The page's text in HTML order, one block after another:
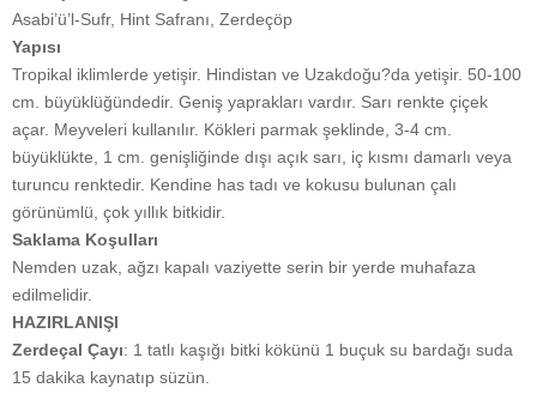
Asabi’ü’l-Sufr, Hint Safranı, Zerdeçöp
Yapısı
Tropikal iklimlerde yetişir. Hindistan ve Uzakdoğu?da yetişir. 50-100
cm. büyüklüğündedir. Geniş yaprakları vardır. Sarı renkte çiçek
açar. Meyveleri kullanılır. Kökleri parmak şeklinde, 3-4 cm.
büyüklükte, 1 cm. genişliğinde dışı açık sarı, iç kısmı damarlı veya
turuncu renktedir. Kendine has tadı ve kokusu bulunan çalı
görünümlü, çok yıllık bitkidir.
Saklama Koşulları
Nemden uzak, ağzı kapalı vaziyette serin bir yerde muhafaza
edilmelidir.
HAZIRLANIŞI
Zerdeçal Çayı: 1 tatlı kaşığı bitki kökünü 1 buçuk su bardağı suda
15 dakika kaynatıp süzün.